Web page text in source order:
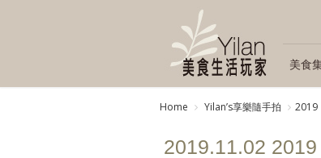
美食
Home Yilanʼs享樂隨手拍 2019
2019.11.02